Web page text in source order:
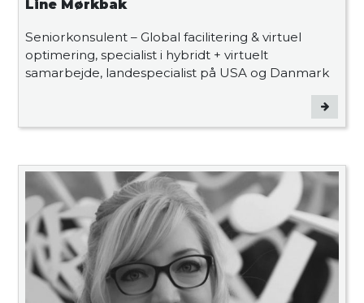
Line Mørkbak
Seniorkonsulent – Global facilitering & virtuel
optimering, specialist i hybridt + virtuelt
samarbejde, landespecialist på USA og Danmark